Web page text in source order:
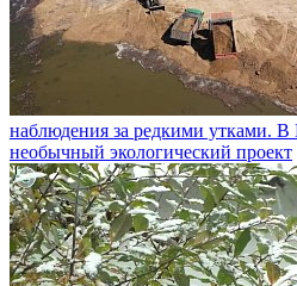
наблюдения за редкими утками. В
необычный экологический проект